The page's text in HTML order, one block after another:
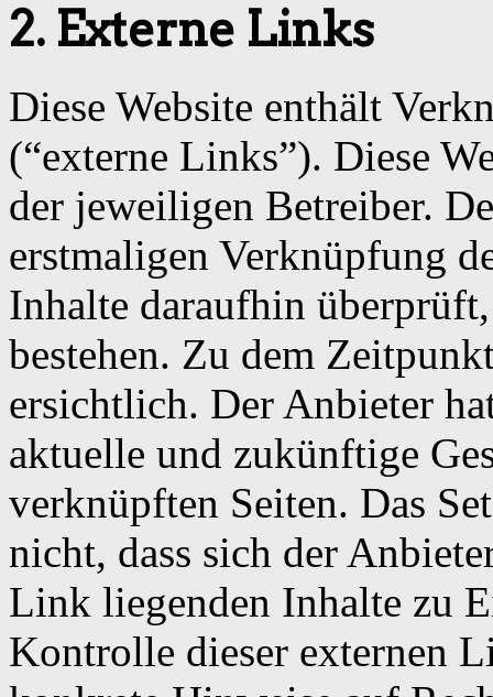
2. Externe Links
Diese Website enthält
(“externe Links”). Diese
der jeweiligen Betreiber.
erstmaligen Verknüpfung
Inhalte daraufhin
bestehen. Zu dem
ersichtlich. Der Anbieter
aktuelle und zukünftige
verknüpften Seiten. Das
nicht, dass sich der
Link liegenden Inhalte zu
Kontrolle dieser externen